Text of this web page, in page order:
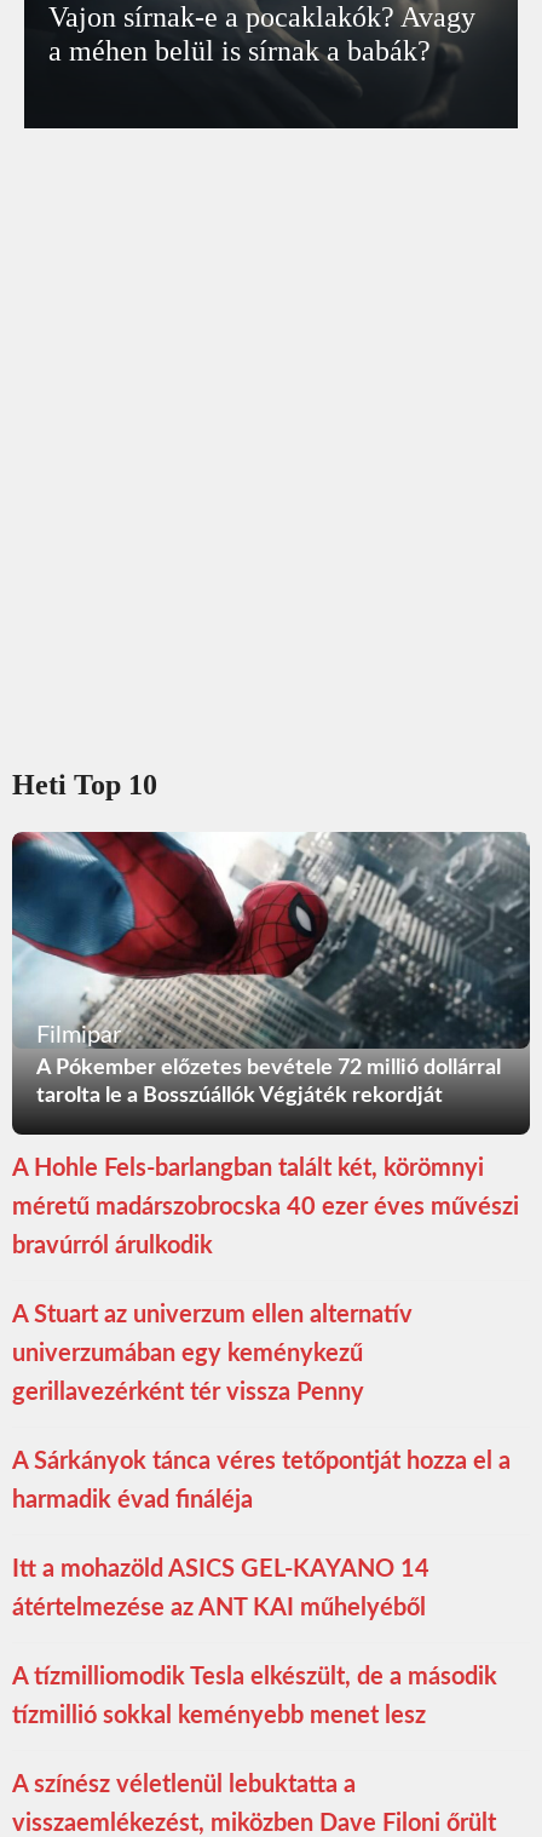
Vajon sírnak-e a pocaklakók? Avagy
a méhen belül is sírnak a babák?
Heti Top 10
Filmipar
A Pókember előzetes bevétele 72 millió dollárral
tarolta le a Bosszúállók Végjáték rekordját
A Hohle Fels-barlangban talált két, körömnyi
méretű madárszobrocska 40 ezer éves művészi
bravúrról árulkodik
A Stuart az univerzum ellen alternatív
univerzumában egy keménykezű
gerillavezérként tér vissza Penny
A Sárkányok tánca véres tetőpontját hozza el a
harmadik évad fináléja
Itt a mohazöld ASICS GEL-KAYANO 14
átértelmezése az ANT KAI műhelyéből
A tízmilliomodik Tesla elkészült, de a második
tízmillió sokkal keményebb menet lesz
A színész véletlenül lebuktatta a
visszaemlékezést, miközben Dave Filoni őrült